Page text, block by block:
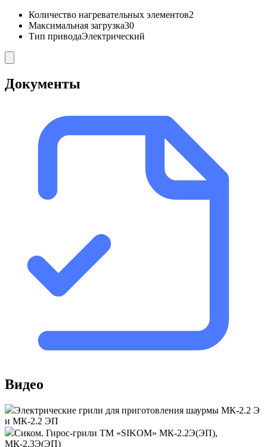
Количество нагревательных элементов2
Максимальная загрузка30
Тип приводаЭлектрический
Документы
Видео
Электрические грили для приготовления шаурмы МК-2.2 Э
и МК-2.2 ЭП
Сиком. Гирос-грили ТМ «SIKOM» МК-2.2Э(ЭП),
МК-2.3Э(ЭП)